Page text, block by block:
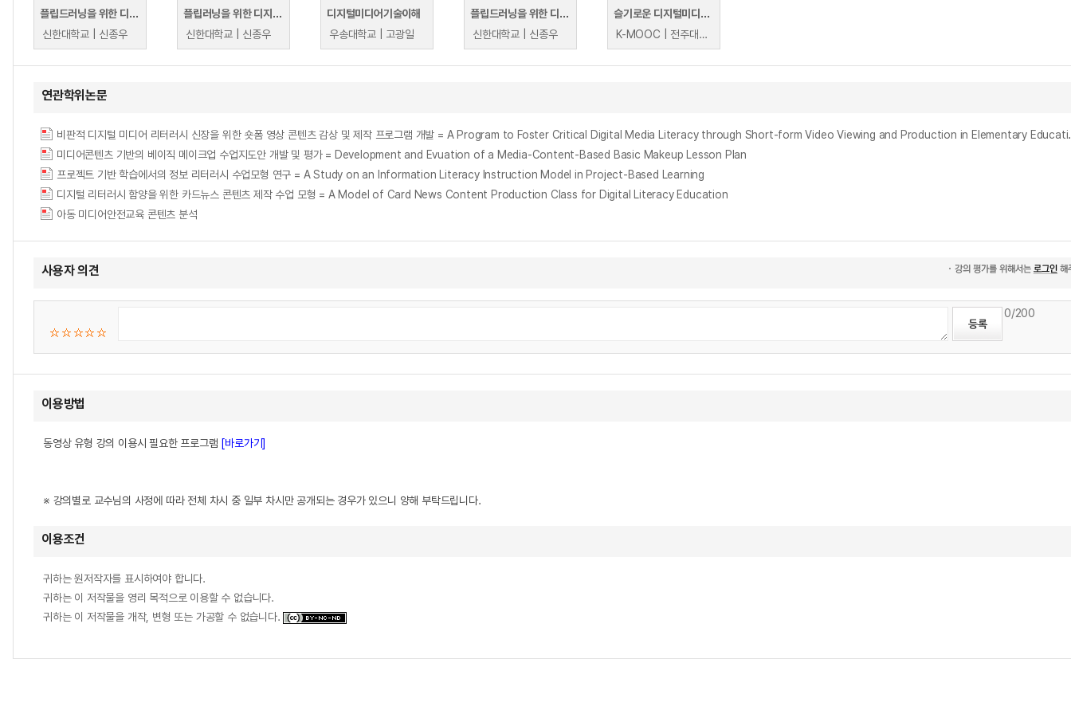
플립드러닝을 위한 디지털미디어 활용 교수법(제주한라대학교)
신한대학교 | 신종우
플립러닝을 위한 디지털미디어 활용 교수법(대원대학교)
신한대학교 | 신종우
디지털미디어기술이해
우송대학교 | 고광일
플립드러닝을 위한 디지털미디어 활용 교수법
신한대학교 | 신종우
슬기로운 디지털미디어 생활
K-MOOC | 전주대학교 최선희
연관학위논문
비판적 디지털 미디어 리터러시 신장을
미디어콘텐츠 기반의 베이직 메이크업 수업지도안 개발 및 평가 = Development and Evuation of a Media-Content-Based Basic Makeup Lesson Plan
프로젝트 기반 학습에서의 정보 리터러시 수업모형 연구 = A Study on an Information Literacy Instruction Model in Project-Based Learning
디지털 리터러시 함양을 위한 카드뉴스 콘텐츠 제작 수업 모형 = A Model of Card News Content Production Class for Digital Literacy Education
아동 미디어안전교육 콘텐츠 분석
사용자 의견
0/200
이용방법
동영상 유형 강의 이용시 필요한 프로그램 [바로가기]
※ 강의별로 교수님의 사정에 따라 전체 차시 중 일부 차시만 공개되는 경우가 있으니 양해 부탁드립니다.
이용조건
귀하는 원저작자를 표시하여야 합니다.
귀하는 이 저작물을 영리 목적으로 이용할 수 없습니다.
귀하는 이 저작물을 개작, 변형 또는 가공할 수 없습니다.